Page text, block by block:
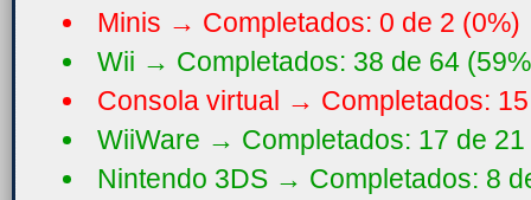
Minis → Completados: 0 de 2 (0%)
Wii → Completados: 38 de 64
Consola virtual → Completados:
WiiWare → Completados: 17 de 21
Nintendo 3DS → Completados: 8